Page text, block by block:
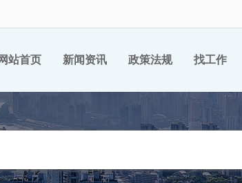
网站首页 新闻资讯 政策法规 找工作